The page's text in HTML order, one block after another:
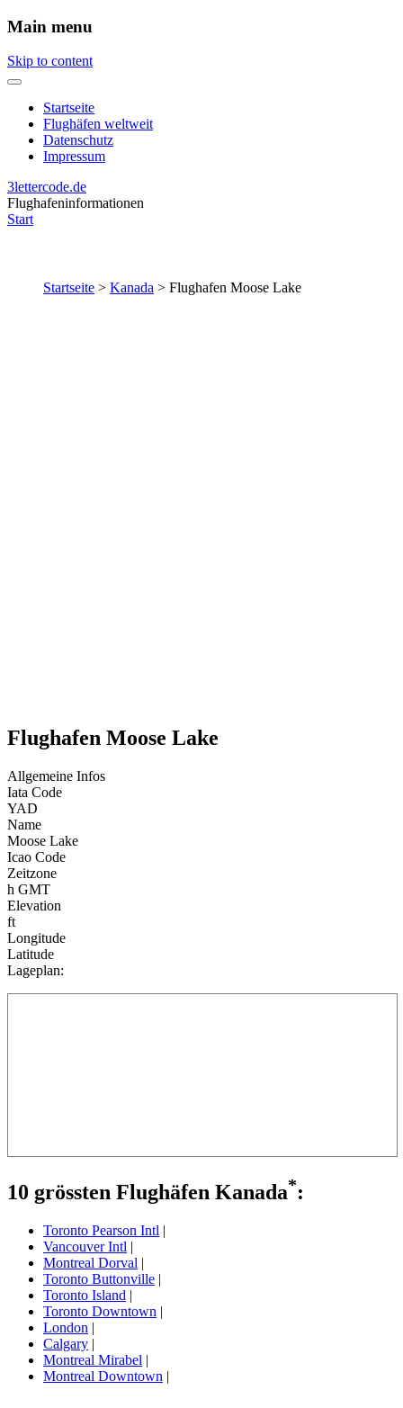
Main menu
Skip to content
Startseite
Flughäfen weltweit
Datenschutz
Impressum
3lettercode.de
Flughafeninformationen
Start
Startseite > Kanada > Flughafen Moose Lake
Flughafen Moose Lake
Allgemeine Infos
Iata Code
YAD
Name
Moose Lake
Icao Code
Zeitzone
h GMT
Elevation
ft
Longitude
Latitude
Lageplan:
10 grössten Flughäfen Kanada*:
Toronto Pearson Intl |
Vancouver Intl |
Montreal Dorval |
Toronto Buttonville |
Toronto Island |
Toronto Downtown |
London |
Calgary |
Montreal Mirabel |
Montreal Downtown |